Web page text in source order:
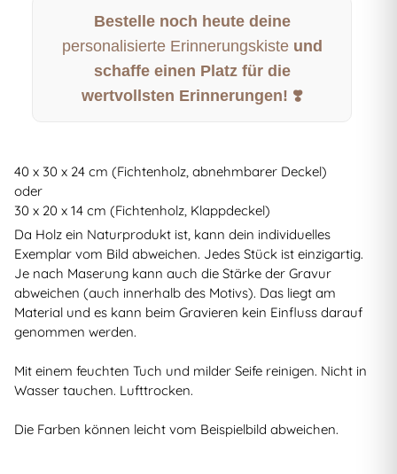
Bestelle noch heute deine
personalisierte Erinnerungskisteund
schaffe einen Platz für die
wertvollsten Erinnerungen! ❣️
40 x 30 x 24 cm (Fichtenholz, abnehmbarer Deckel)
oder
30 x 20 x 14 cm (Fichtenholz, Klappdeckel)
Da Holz ein Naturprodukt ist, kann dein individuelles
Exemplar vom Bild abweichen. Jedes Stück ist einzigartig.
Je nach Maserung kann auch die Stärke der Gravur
abweichen (auch innerhalb des Motivs). Das liegt am
Material und es kann beim Gravieren kein Einfluss darauf
genommen werden.
Mit einem feuchten Tuch und milder Seife reinigen. Nicht in
Wasser tauchen. Lufttrocken.
Die Farben können leicht vom Beispielbild abweichen.